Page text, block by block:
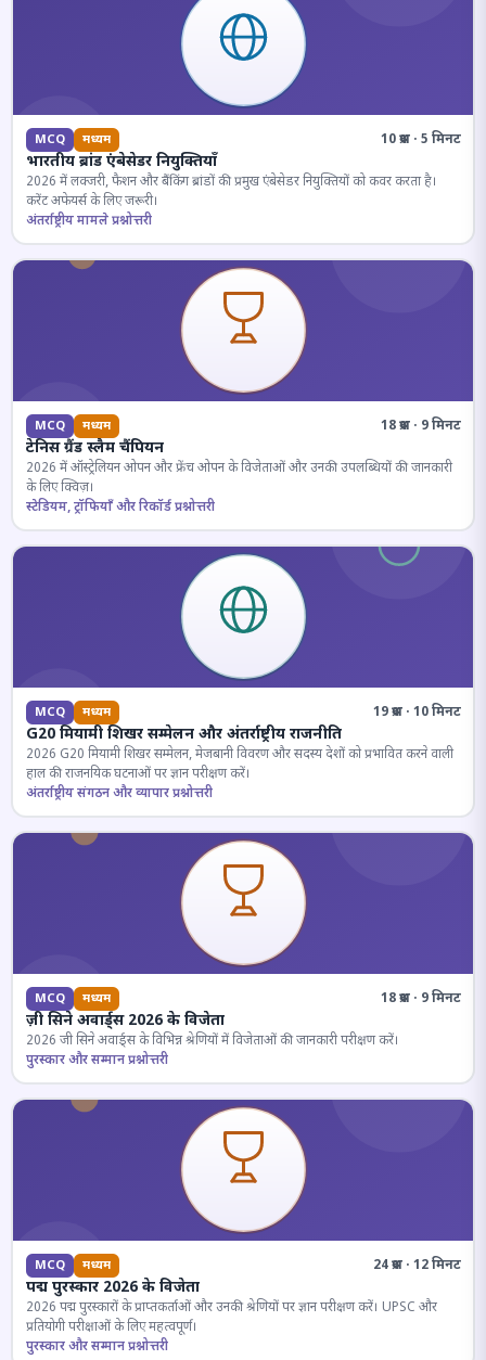
MCQ मध्यम 10 प्रश्न · 5 मिनट
भारतीय ब्रांड एंबेसेडर नियुक्तियाँ
2026 में लक्जरी, फैशन और बैंकिंग ब्रांडों की प्रमुख एंबेसेडर नियुक्तियों को कवर करता है।
करेंट अफेयर्स के लिए जरूरी।
अंतर्राष्ट्रीय मामले प्रश्नोत्तरी
MCQ मध्यम 18 प्रश्न · 9 मिनट
टेनिस ग्रैंड स्लैम चैंपियन
2026 में ऑस्ट्रेलियन ओपन और फ्रेंच ओपन के विजेताओं और उनकी उपलब्धियों की जानकारी
के लिए क्विज़।
स्टेडियम, ट्रॉफियाँ और रिकॉर्ड प्रश्नोत्तरी
MCQ मध्यम 19 प्रश्न · 10 मिनट
G20 मियामी शिखर सम्मेलन और अंतर्राष्ट्रीय राजनीति
2026 G20 मियामी शिखर सम्मेलन, मेजबानी विवरण और सदस्य देशों को प्रभावित करने वाली
हाल की राजनयिक घटनाओं पर ज्ञान परीक्षण करें।
अंतर्राष्ट्रीय संगठन और व्यापार प्रश्नोत्तरी
MCQ मध्यम 18 प्रश्न · 9 मिनट
ज़ी सिने अवार्ड्स 2026 के विजेता
2026 जी सिने अवार्ड्स के विभिन्न श्रेणियों में विजेताओं की जानकारी परीक्षण करें।
पुरस्कार और सम्मान प्रश्नोत्तरी
MCQ मध्यम 24 प्रश्न · 12 मिनट
पद्म पुरस्कार 2026 के विजेता
2026 पद्म पुरस्कारों के प्राप्तकर्ताओं और उनकी श्रेणियों पर ज्ञान परीक्षण करें। UPSC और
प्रतियोगी परीक्षाओं के लिए महत्वपूर्ण।
पुरस्कार और सम्मान प्रश्नोत्तरी